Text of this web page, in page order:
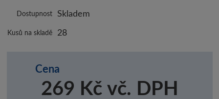
Dostupnost Skladem
Kusů na skladě 28
Cena
269 Kč vč. DPH